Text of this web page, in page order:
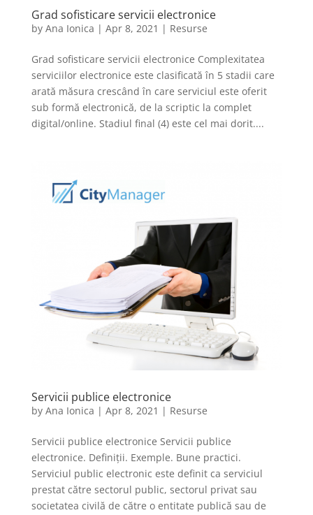
Grad sofisticare servicii electronice
by Ana Ionica | Apr 8, 2021 | Resurse
Grad sofisticare servicii electronice Complexitatea
serviciilor electronice este clasificată în 5 stadii care
arată măsura crescând în care serviciul este oferit
sub formă electronică, de la scriptic la complet
digital/online. Stadiul final (4) este cel mai dorit....
Servicii publice electronice
by Ana Ionica | Apr 8, 2021 | Resurse
Servicii publice electronice Servicii publice
electronice. Definiții. Exemple. Bune practici.
Serviciul public electronic este definit ca serviciul
prestat către sectorul public, sectorul privat sau
societatea civilă de către o entitate publică sau de